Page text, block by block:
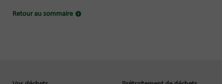
Retour au sommaire